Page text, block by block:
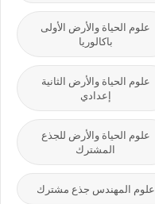
علوم الحياة والأرض الأولى
باكالوريا
علوم الحياة والأرض الثانية
إعدادي
علوم الحياة والأرض للجذع
المشترك
علوم المهندس جذع مشترك